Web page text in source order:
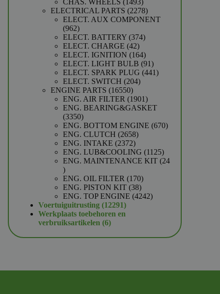
CHAS. WHEELS 1493
producten
ELECTRICAL PARTS 22782278
producten
ELECT. AUX COMPONENT
962962
producten
ELECT. BATTERY 374374
ELECT. CHARGE 4242
producten
ELECT. IGNITION 164164
producten
ELECT. LIGHT BULB 9191
producten
ELECT. SPARK PLUG 441441
ELECT. SWITCH 204204
ENGINE PARTS 1655016550
producten
ENG. AIR FILTER 19011901
producten
ENG. BEARING&GASKET
33503350
producten
ENG. BOTTOM ENGINE 670670
ENG. CLUTCH 26582658
ENG. INTAKE 23722372
producten
ENG. LUB&COOLING 11251125
producten
ENG. MAINTENANCE KIT 24
24
producten
ENG. OIL FILTER 170170
producten
ENG. PISTON KIT 3838
producten
ENG. TOP ENGINE 42424242
Voertuiguitrusting 1229112291
producten
Werkplaats toebehoren en
verbruiksartikelen 66